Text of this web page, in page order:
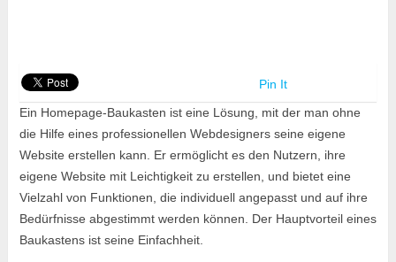
Pin It
Ein Homepage-Baukasten ist eine Lösung, mit der man ohne
die Hilfe eines professionellen Webdesigners seine eigene
Website erstellen kann. Er ermöglicht es den Nutzern, ihre
eigene Website mit Leichtigkeit zu erstellen, und bietet eine
Vielzahl von Funktionen, die individuell angepasst und auf ihre
Bedürfnisse abgestimmt werden können. Der Hauptvorteil eines
Baukastens ist seine Einfachheit.